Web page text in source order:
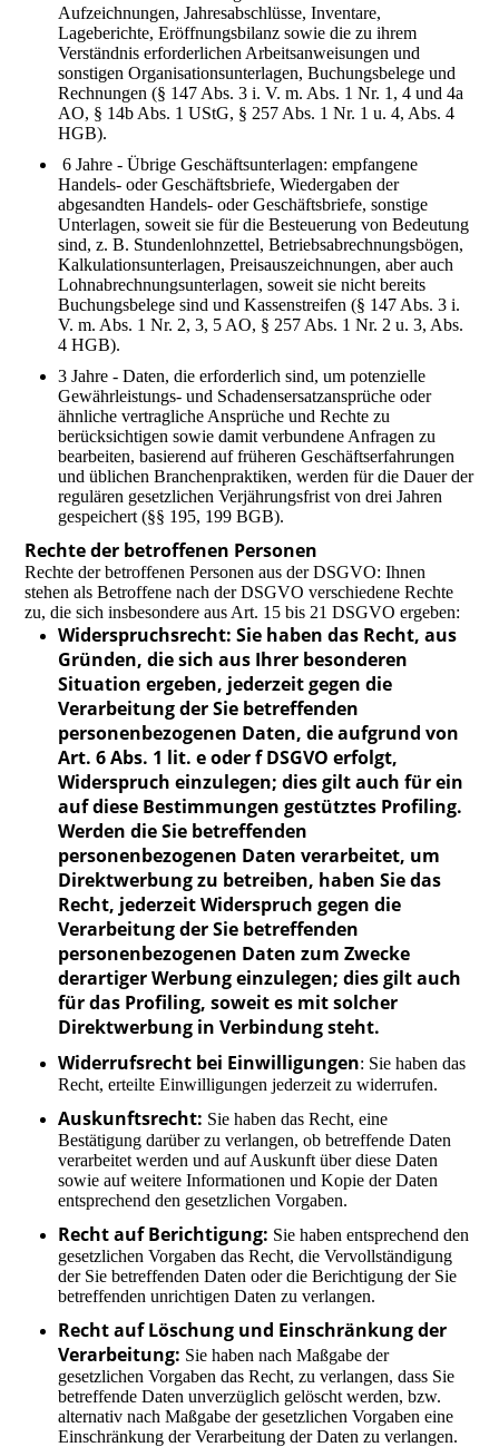
Aufzeichnungen, Jahresabschlüsse, Inventare,
Lageberichte, Eröffnungsbilanz sowie die zu ihrem
Verständnis erforderlichen Arbeitsanweisungen und
sonstigen Organisationsunterlagen, Buchungsbelege und
Rechnungen (§ 147 Abs. 3 i. V. m. Abs. 1 Nr. 1, 4 und 4a
AO, § 14b Abs. 1 UStG, § 257 Abs. 1 Nr. 1 u. 4, Abs. 4
HGB).
6 Jahre - Übrige Geschäftsunterlagen: empfangene
Handels- oder Geschäftsbriefe, Wiedergaben der
abgesandten Handels- oder Geschäftsbriefe, sonstige
Unterlagen, soweit sie für die Besteuerung von Bedeutung
sind, z. B. Stundenlohnzettel, Betriebsabrechnungsbögen,
Kalkulationsunterlagen, Preisauszeichnungen, aber auch
Lohnabrechnungsunterlagen, soweit sie nicht bereits
Buchungsbelege sind und Kassenstreifen (§ 147 Abs. 3 i.
V. m. Abs. 1 Nr. 2, 3, 5 AO, § 257 Abs. 1 Nr. 2 u. 3, Abs.
4 HGB).
3 Jahre - Daten, die erforderlich sind, um potenzielle
Gewährleistungs- und Schadensersatzansprüche oder
ähnliche vertragliche Ansprüche und Rechte zu
berücksichtigen sowie damit verbundene Anfragen zu
bearbeiten, basierend auf früheren Geschäftserfahrungen
und üblichen Branchenpraktiken, werden für die Dauer der
regulären gesetzlichen Verjährungsfrist von drei Jahren
gespeichert (§§ 195, 199 BGB).
Rechte der betroffenen Personen
Rechte der betroffenen Personen aus der DSGVO: Ihnen
stehen als Betroffene nach der DSGVO verschiedene Rechte
zu, die sich insbesondere aus Art. 15 bis 21 DSGVO ergeben:
Widerspruchsrecht: Sie haben das Recht, aus
Gründen, die sich aus Ihrer besonderen
Situation ergeben, jederzeit gegen die
Verarbeitung der Sie betreffenden
personenbezogenen Daten, die aufgrund von
Art. 6 Abs. 1 lit. e oder f DSGVO erfolgt,
Widerspruch einzulegen; dies gilt auch für ein
auf diese Bestimmungen gestütztes Profiling.
Werden die Sie betreffenden
personenbezogenen Daten verarbeitet, um
Direktwerbung zu betreiben, haben Sie das
Recht, jederzeit Widerspruch gegen die
Verarbeitung der Sie betreffenden
personenbezogenen Daten zum Zwecke
derartiger Werbung einzulegen; dies gilt auch
für das Profiling, soweit es mit solcher
Direktwerbung in Verbindung steht.
Widerrufsrecht bei Einwilligungen: Sie haben das
Recht, erteilte Einwilligungen jederzeit zu widerrufen.
Auskunftsrecht: Sie haben das Recht, eine
Bestätigung darüber zu verlangen, ob betreffende Daten
verarbeitet werden und auf Auskunft über diese Daten
sowie auf weitere Informationen und Kopie der Daten
entsprechend den gesetzlichen Vorgaben.
Recht auf Berichtigung: Sie haben entsprechend den
gesetzlichen Vorgaben das Recht, die Vervollständigung
der Sie betreffenden Daten oder die Berichtigung der Sie
betreffenden unrichtigen Daten zu verlangen.
Recht auf Löschung und Einschränkung der
Verarbeitung: Sie haben nach Maßgabe der
gesetzlichen Vorgaben das Recht, zu verlangen, dass Sie
betreffende Daten unverzüglich gelöscht werden, bzw.
alternativ nach Maßgabe der gesetzlichen Vorgaben eine
Einschränkung der Verarbeitung der Daten zu verlangen.